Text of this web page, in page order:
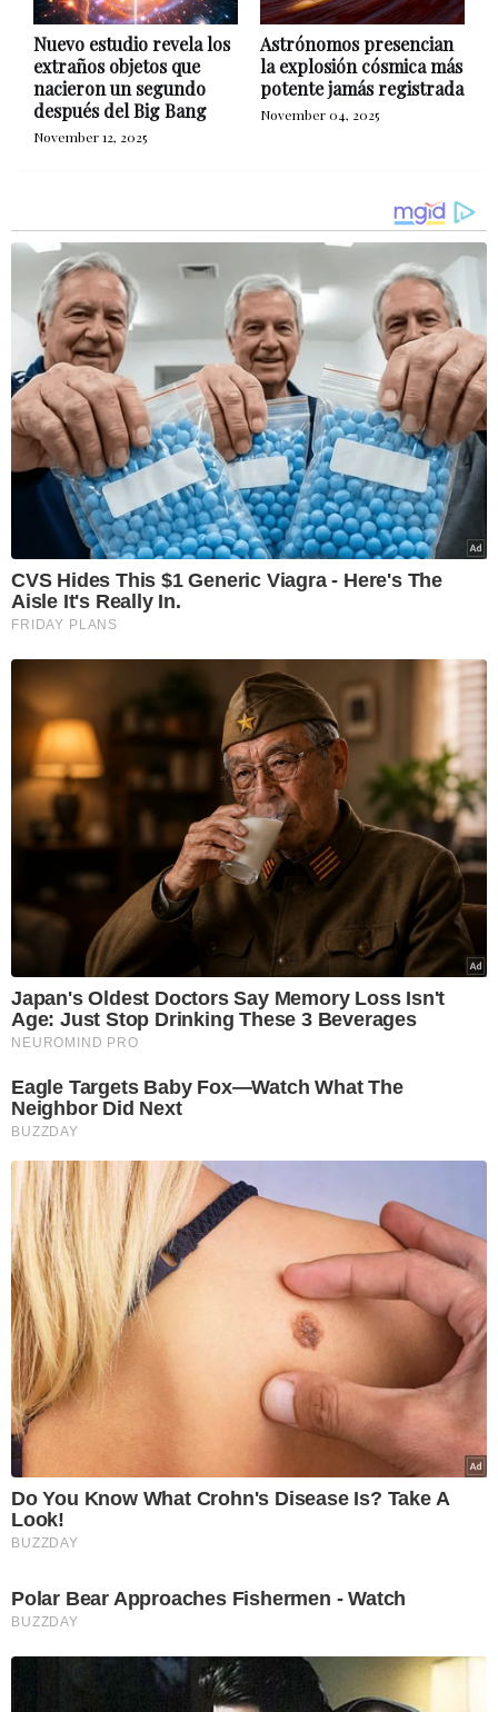
Nuevo estudio revela los
extraños objetos que
nacieron un segundo
después del Big Bang
November 12, 2025
Astrónomos presencian
la explosión cósmica más
potente jamás registrada
November 04, 2025